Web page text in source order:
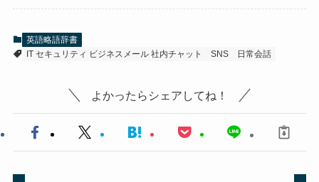
英語略語辞書
IT セキュリティ ビジネスメール 社内チャット
SNS 日常会話
よかったらシェアしてね！